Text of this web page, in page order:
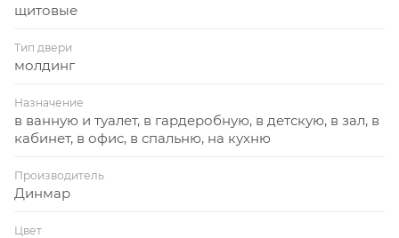
щитовые
Тип двери
молдинг
Назначение
в ванную и туалет, в гардеробную, в детскую, в зал, в
кабинет, в офис, в спальню, на кухню
Производитель
Динмар
Цвет